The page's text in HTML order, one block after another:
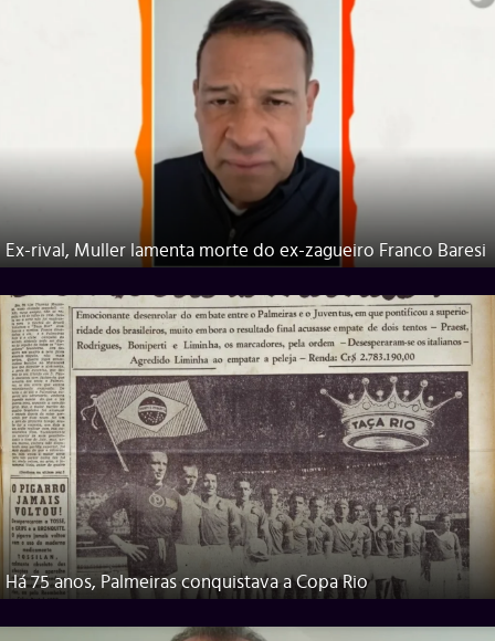
Ex-rival, Muller lamenta morte do ex-zagueiro Franco Baresi
Há 75 anos, Palmeiras conquistava a Copa Rio